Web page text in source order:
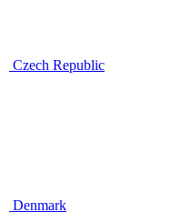
Czech Republic
Denmark